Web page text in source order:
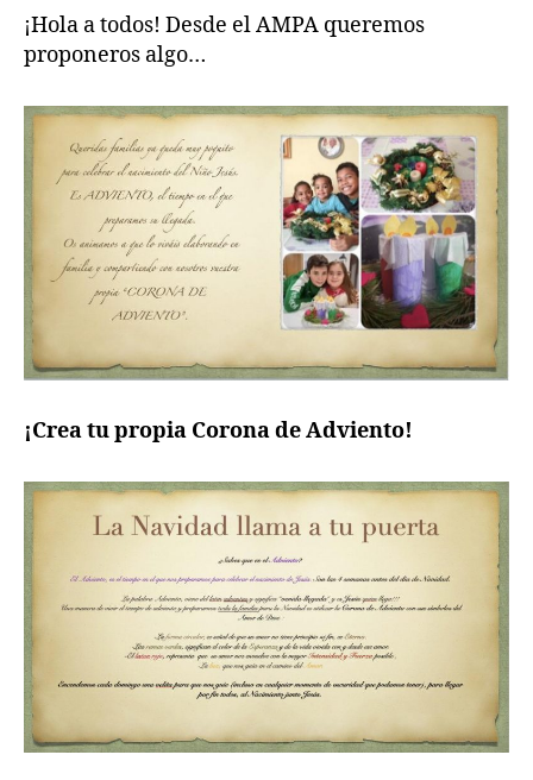
¡Hola a todos! Desde el AMPA queremos
proponeros algo…
¡Crea tu propia Corona de Adviento!